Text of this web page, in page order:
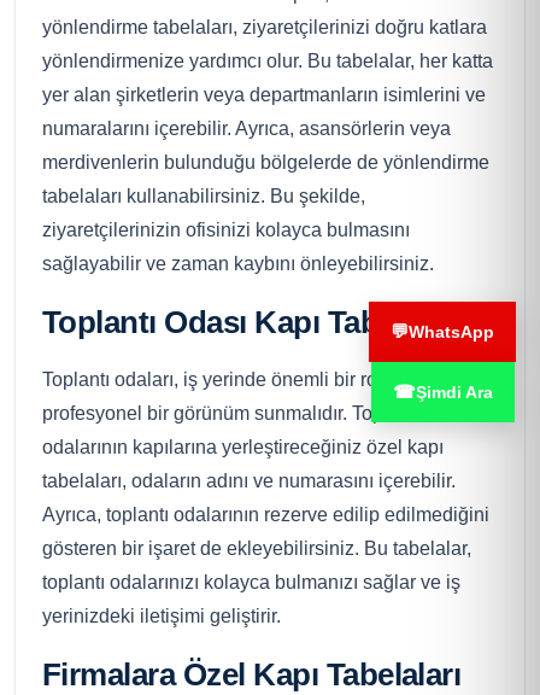
yönlendirme tabelaları, ziyaretçilerinizi doğru katlara
yönlendirmenize yardımcı olur. Bu tabelalar, her katta
yer alan şirketlerin veya departmanların isimlerini ve
numaralarını içerebilir. Ayrıca, asansörlerin veya
merdivenlerin bulunduğu bölgelerde de yönlendirme
tabelaları kullanabilirsiniz. Bu şekilde,
ziyaretçilerinizin ofisinizi kolayca bulmasını
sağlayabilir ve zaman kaybını önleyebilirsiniz.
Toplantı Odası Kapı Tabelası
Toplantı odaları, iş yerinde önemli bir rol oynar ve
profesyonel bir görünüm sunmalıdır. Toplantı
odalarının kapılarına yerleştireceğiniz özel kapı
tabelaları, odaların adını ve numarasını içerebilir.
Ayrıca, toplantı odalarının rezerve edilip edilmediğini
gösteren bir işaret de ekleyebilirsiniz. Bu tabelalar,
toplantı odalarınızı kolayca bulmanızı sağlar ve iş
yerinizdeki iletişimi geliştirir.
Firmalara Özel Kapı Tabelaları
💬WhatsApp
☎Şimdi Ara